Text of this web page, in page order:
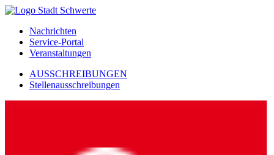
Nachrichten
Service-Portal
Veranstaltungen
AUSSCHREIBUNGEN
Stellenausschreibungen